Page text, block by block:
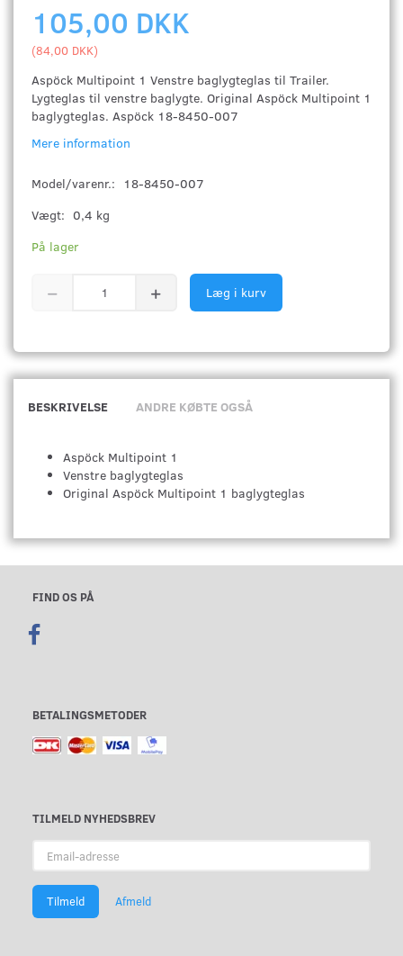
105,00 DKK
(84,00 DKK)
Aspöck Multipoint 1 Venstre baglygteglas til Trailer.
Lygteglas til venstre baglygte. Original Aspöck Multipoint 1
baglygteglas. Aspöck 18-8450-007
Mere information
Model/varenr.:
18-8450-007
Vægt: 0,4 kg
På lager
Læg i kurv
BESKRIVELSE ANDRE KØBTE OGSÅ
Aspöck Multipoint 1
Venstre baglygteglas
Original Aspöck Multipoint 1 baglygteglas
FIND OS PÅ
BETALINGSMETODER
TILMELD NYHEDSBREV
adresse
Tilmeld Afmeld